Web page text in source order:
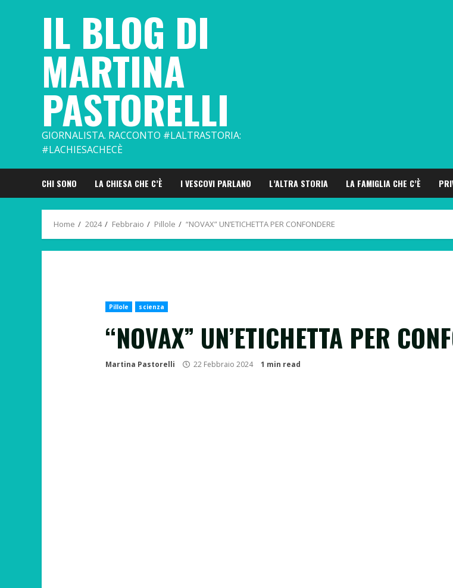
IL BLOG DI
MARTINA
PASTORELLI
GIORNALISTA. RACCONTO #LALTRASTORIA:
#LACHIESACHECÈ
CHI SONO LA CHIESA CHE C’È I VESCOVI PARLANO L’ALTRA STORIA LA FAMIGLIA CHE C’È
Home 2024 Febbraio Pillole “NOVAX” UN’ETICHETTA PER CONFONDERE
Pillole scienza
“NOVAX” UN’ETICHETTA PER
Martina Pastorelli 22 Febbraio 2024 1 min read